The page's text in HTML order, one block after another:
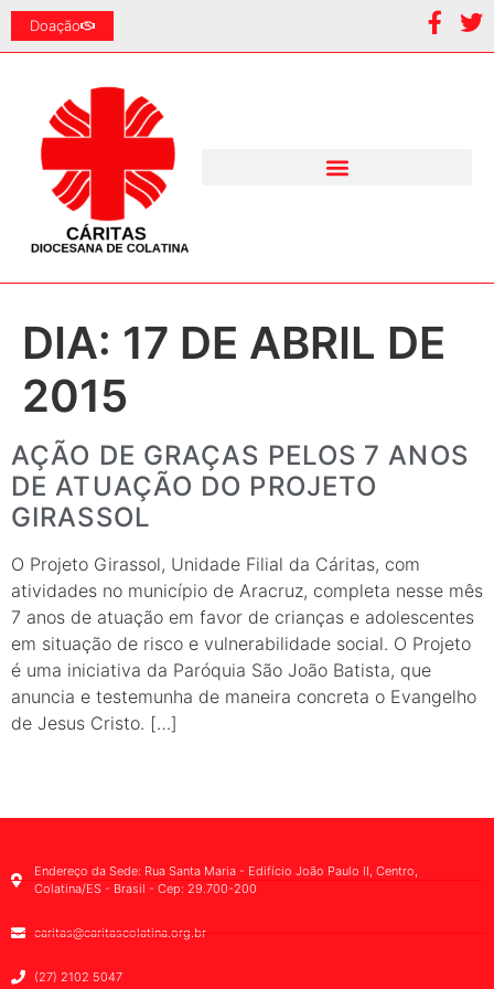
Doação
DIA: 17 DE ABRIL DE
2015
AÇÃO DE GRAÇAS PELOS 7 ANOS
DE ATUAÇÃO DO PROJETO
GIRASSOL
O Projeto Girassol, Unidade Filial da Cáritas, com
atividades no município de Aracruz, completa nesse mês
7 anos de atuação em favor de crianças e adolescentes
em situação de risco e vulnerabilidade social. O Projeto
é uma iniciativa da Paróquia São João Batista, que
anuncia e testemunha de maneira concreta o Evangelho
de Jesus Cristo. […]
Endereço da Sede: Rua Santa Maria - Edifício João Paulo II, Centro,
Colatina/ES - Brasil - Cep: 29.700-200
caritas@caritascolatina.org.br
(27) 2102 5047